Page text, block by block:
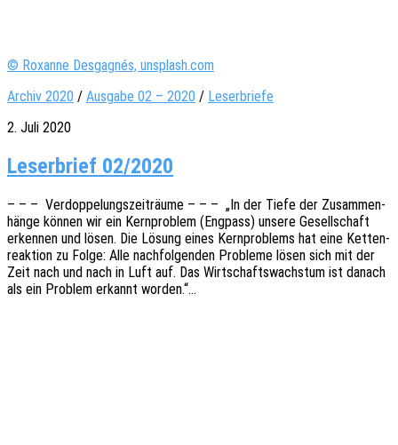
© Roxanne Desgagnés, unsplash.com
Archiv 2020 / Ausgabe 02 – 2020 / Leserbriefe
2. Juli 2020
Leserbrief 02/2020
– – – Verdop­pe­lungs­zeit­räu­me – – – „In der Tiefe der Zusam­men­
hän­ge können wir ein Kern­pro­blem (Engpass) unsere Gesell­schaft
erken­nen und lösen. Die Lösung eines Kern­pro­blems hat eine Ketten­
re­ak­ti­on zu Folge: Alle nach­fol­gen­den Proble­me lösen sich mit der
Zeit nach und nach in Luft auf. Das Wirt­schafts­wachs­tum ist danach
als ein Problem erkannt worden.“…